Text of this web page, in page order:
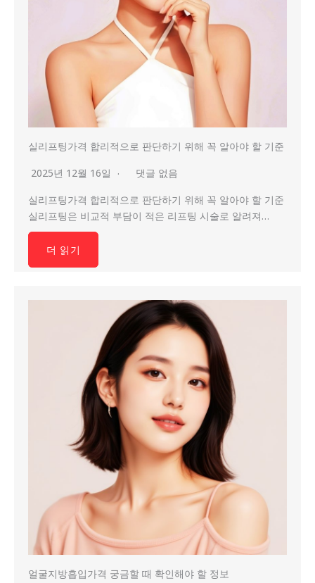
실리프팅가격 합리적으로 판단하기 위해 꼭 알아야 할 기준
2025년 12월 16일
댓글 없음
실리프팅가격 합리적으로 판단하기 위해 꼭 알아야 할 기준
실리프팅은 비교적 부담이 적은 리프팅 시술로 알려져…
더 읽기
얼굴지방흡입가격 궁금할 때 확인해야 할 정보